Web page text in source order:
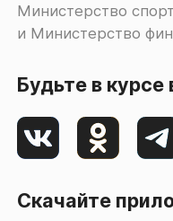
Министерство
и Министерство
Будьте в курсе
Скачайте